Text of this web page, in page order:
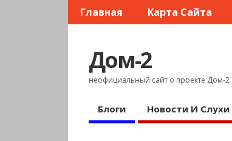
Главная Карта Сайта
Дом-2
неофициальный сайт о проекте Дом-2
Блоги Новости И Слухи